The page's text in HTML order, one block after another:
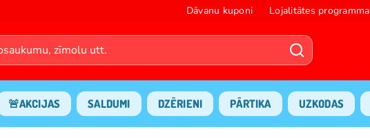
Dāvanu kuponi Lojalitātes programma
🚨AKCIJAS SALDUMI DZĒRIENI PĀRTIKA UZKODAS